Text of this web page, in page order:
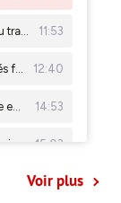
Voir plus